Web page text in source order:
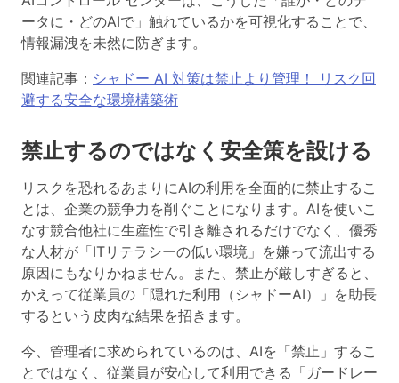
ータに・どのAIで」触れているかを可視化することで、
情報漏洩を未然に防ぎます。
関連記事： シャドー AI 対策は禁止より管理！ リスク回
避する安全な環境構築術
禁止するのではなく安全策を設ける
リスクを恐れるあまりにAIの利用を全面的に禁止するこ
とは、企業の競争力を削ぐことになります。AIを使いこ
なす競合他社に生産性で引き離されるだけでなく、優秀
な人材が「ITリテラシーの低い環境」を嫌って流出する
原因にもなりかねません。また、禁止が厳しすぎると、
かえって従業員の「隠れた利用（シャドーAI）」を助長
するという皮肉な結果を招きます。
今、管理者に求められているのは、AIを「禁止」するこ
とではなく、従業員が安心して利用できる「ガードレー